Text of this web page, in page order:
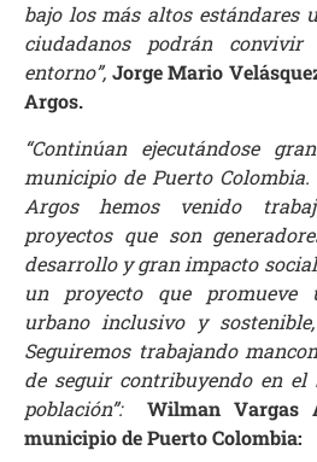
bajo los más altos estándares
ciudadanos podrán
entorno”, Jorge Mario
Argos.
“Continúan ejecutándose
municipio de Puerto
Argos hemos venido
proyectos que son
desarrollo y gran impacto
un proyecto que promueve
urbano inclusivo y
Seguiremos trabajando
de seguir contribuyendo en el
población”:
Wilman Vargas
municipio de Puerto Colombia: